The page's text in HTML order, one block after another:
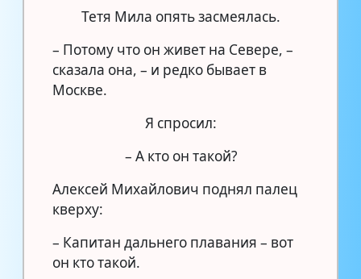
Тетя Мила опять засмеялась.
– Потому что он живет на Севере, –
сказала она, – и редко бывает в
Москве.
Я спросил:
– А кто он такой?
Алексей Михайлович поднял палец
кверху:
– Капитан дальнего плавания – вот
он кто такой.